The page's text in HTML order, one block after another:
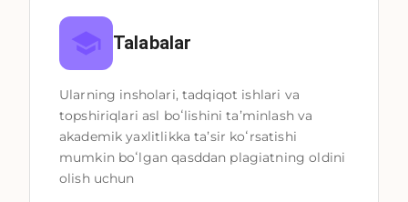
Talabalar
Ularning insholari, tadqiqot ishlari va
topshiriqlari asl boʻlishini taʼminlash va
akademik yaxlitlikka taʼsir koʻrsatishi
mumkin boʻlgan qasddan plagiatning oldini
olish uchun